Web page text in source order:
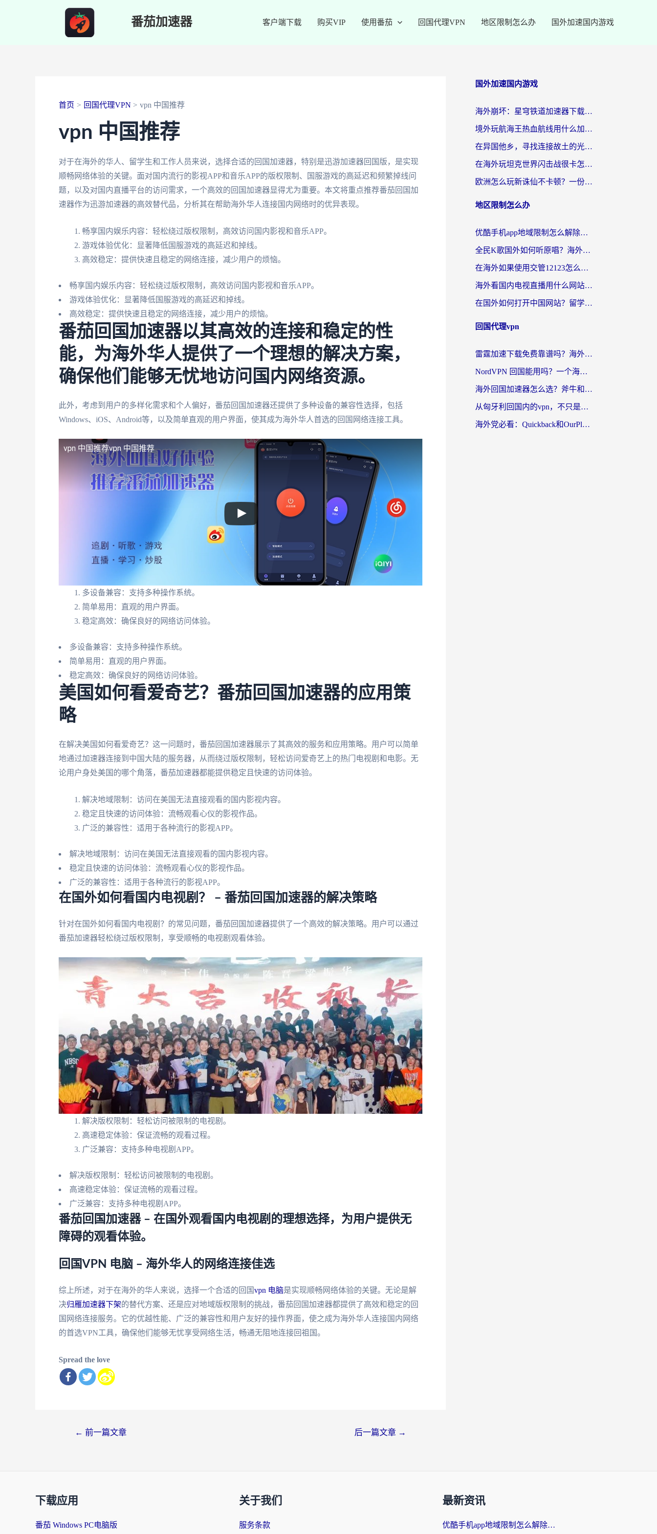
番茄加速器 客户端下载 购买VIP 使用番茄 回国代理VPN 地区限制怎么办 国外加速国内游戏
首页 回国代理VPN vpn 中国推荐
vpn 中国推荐
对于在海外的华人、留学生和工作人员来说，选择合适的回国加速器，特别是迅游加速器回国版，是实现
顺畅网络体验的关键。面对国内流行的影视APP和音乐APP的版权限制、国服游戏的高延迟和频繁掉线问
题，以及对国内直播平台的访问需求，一个高效的回国加速器显得尤为重要。本文将重点推荐番茄回国加
速器作为迅游加速器的高效替代品，分析其在帮助海外华人连接国内网络时的优异表现。
畅享国内娱乐内容：轻松绕过版权限制，高效访问国内影视和音乐APP。
游戏体验优化：显著降低国服游戏的高延迟和掉线。
高效稳定：提供快速且稳定的网络连接，减少用户的烦恼。
畅享国内娱乐内容：轻松绕过版权限制，高效访问国内影视和音乐APP。
游戏体验优化：显著降低国服游戏的高延迟和掉线。
高效稳定：提供快速且稳定的网络连接，减少用户的烦恼。
番茄回国加速器以其高效的连接和稳定的性
能，为海外华人提供了一个理想的解决方案，
确保他们能够无忧地访问国内网络资源。
此外，考虑到用户的多样化需求和个人偏好，番茄回国加速器还提供了多种设备的兼容性选择，包括
Windows、iOS、Android等，以及简单直观的用户界面，使其成为海外华人首选的回国网络连接工具。
vpn 中国推荐vpn 中国推荐
多设备兼容：支持多种操作系统。
简单易用：直观的用户界面。
稳定高效：确保良好的网络访问体验。
多设备兼容：支持多种操作系统。
简单易用：直观的用户界面。
稳定高效：确保良好的网络访问体验。
美国如何看爱奇艺？番茄回国加速器的应用策
略
在解决美国如何看爱奇艺？这一问题时，番茄回国加速器展示了其高效的服务和应用策略。用户可以简单
地通过加速器连接到中国大陆的服务器，从而绕过版权限制，轻松访问爱奇艺上的热门电视剧和电影。无
论用户身处美国的哪个角落，番茄加速器都能提供稳定且快速的访问体验。
解决地域限制：访问在美国无法直接观看的国内影视内容。
稳定且快速的访问体验：流畅观看心仪的影视作品。
广泛的兼容性：适用于各种流行的影视APP。
解决地域限制：访问在美国无法直接观看的国内影视内容。
稳定且快速的访问体验：流畅观看心仪的影视作品。
广泛的兼容性：适用于各种流行的影视APP。
在国外如何看国内电视剧？ – 番茄回国加速器的解决策略
针对在国外如何看国内电视剧？的常见问题，番茄回国加速器提供了一个高效的解决策略。用户可以通过
番茄加速器轻松绕过版权限制，享受顺畅的电视剧观看体验。
解决版权限制：轻松访问被限制的电视剧。
高速稳定体验：保证流畅的观看过程。
广泛兼容：支持多种电视剧APP。
解决版权限制：轻松访问被限制的电视剧。
高速稳定体验：保证流畅的观看过程。
广泛兼容：支持多种电视剧APP。
番茄回国加速器 – 在国外观看国内电视剧的理想选择，为用户提供无
障碍的观看体验。
回国VPN 电脑 – 海外华人的网络连接佳选
综上所述，对于在海外的华人来说，选择一个合适的回国vpn 电脑是实现顺畅网络体验的关键。无论是解
决归雁加速器下架的替代方案、还是应对地域版权限制的挑战，番茄回国加速器都提供了高效和稳定的回
国网络连接服务。它的优越性能、广泛的兼容性和用户友好的操作界面，使之成为海外华人连接国内网络
的首选VPN工具，确保他们能够无忧享受网络生活，畅通无阻地连接回祖国。
Spread the love
← 前一篇文章 后一篇文章 →
国外加速国内游戏
海外崩坏：星穹铁道加速器下载安装：一份给游子的终极网络指南
境外玩航海王热血航线用什么加速器？2026海外玩家实测最优方案（附欧洲问道堡垒前线加速技巧）
在异国他乡，寻找连接故土的光明大陆免费加速器
在海外玩坦克世界闪击战很卡怎么办？老玩家亲测有效的加速器选择指南
欧洲怎么玩新诛仙不卡顿？一份给海外游子的国服游戏畅玩指南
地区限制怎么办
优酷手机app地域限制怎么解除？海外党亲测有效的追剧方案
全民K歌国外如何听原唱？海外党亲测有效的回国加速器选择指南
在海外如果使用交管12123怎么处理？留学生亲测有效的回国加速方案
海外看国内电视直播用什么网站比较好？一篇解决你所有追剧难题的实用指南
在国外如何打开中国网站？留学生与海外华人的无缝访问指南
回国代理vpn
雷霆加速下载免费靠谱吗？海外党选回国加速器的避坑指南（附热门工具对比）
NordVPN 回国能用吗？一个海外用户必须面对的真实困境
海外回国加速器怎么选？斧牛和海龟哪个好？一篇帮你避开坑的实用指南
从匈牙利回国内的vpn，不只是为了刷剧那么简单
海外党必看：Quickback和OurPlay好用吗？3分钟选对回国加速器，无缝刷剧玩游戏
下载应用
番茄 Windows PC电脑版
关于我们
服务条款
最新资讯
优酷手机app地域限制怎么解除？海外党亲测有效的追剧方案